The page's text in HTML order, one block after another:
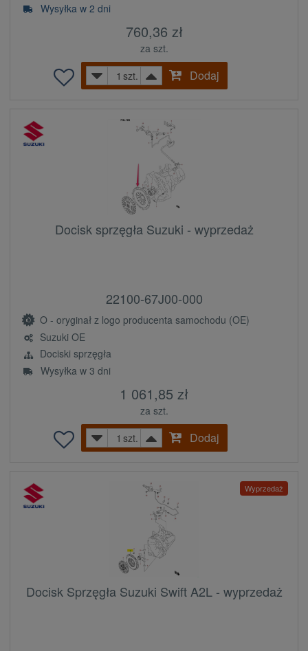
Wysyłka w 2 dni
760,36 zł
za szt.
szt.
Dodaj
Docisk sprzęgła Suzuki - wyprzedaż
22100-67J00-000
O - oryginał z logo producenta samochodu (OE)
Suzuki OE
Dociski sprzęgła
Wysyłka w 3 dni
1 061,85 zł
za szt.
szt.
Dodaj
Wyprzedaż
Docisk Sprzęgła Suzuki Swift A2L - wyprzedaż